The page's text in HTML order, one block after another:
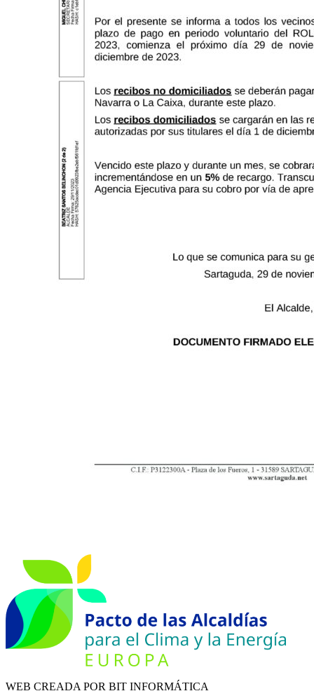
WEB CREADA POR BIT INFORMÁTICA